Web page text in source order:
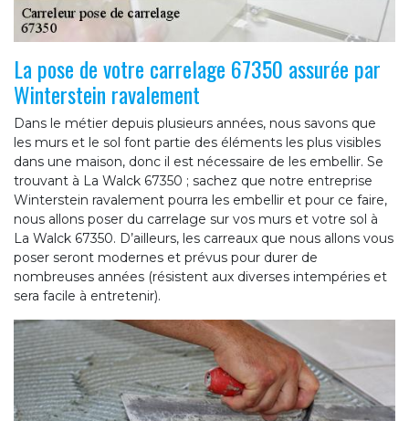
La pose de votre carrelage 67350 assurée par
Winterstein ravalement
Dans le métier depuis plusieurs années, nous savons que
les murs et le sol font partie des éléments les plus visibles
dans une maison, donc il est nécessaire de les embellir. Se
trouvant à La Walck 67350 ; sachez que notre entreprise
Winterstein ravalement pourra les embellir et pour ce faire,
nous allons poser du carrelage sur vos murs et votre sol à
La Walck 67350. D’ailleurs, les carreaux que nous allons vous
poser seront modernes et prévus pour durer de
nombreuses années (résistent aux diverses intempéries et
sera facile à entretenir).